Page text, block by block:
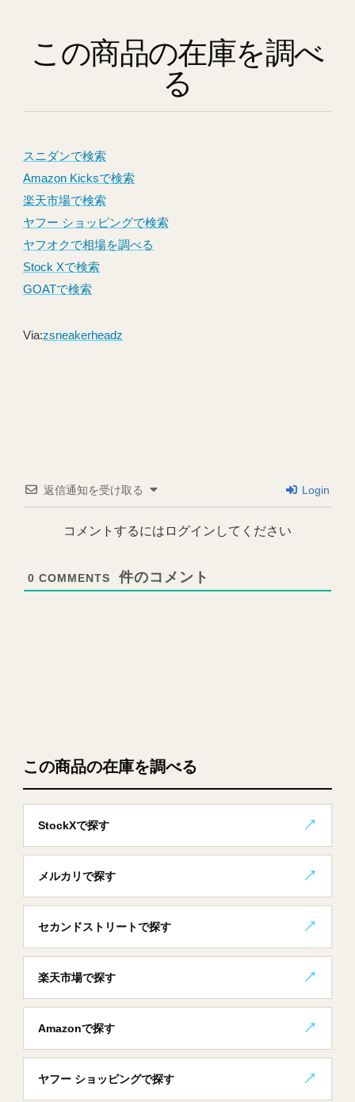
この商品の在庫を調べ
る
スニダンで検索
Amazon Kicksで検索
楽天市場で検索
ヤフー ショッピングで検索
ヤフオクで相場を調べる
Stock Xで検索
GOATで検索
Via:zsneakerheadz
この商品の在庫を調べる
StockXで探す
メルカリで探す
セカンドストリートで探す
楽天市場で探す
Amazonで探す
ヤフー ショッピングで探す
返信通知を受け取る Login
コメントするにはログインしてください
0 COMMENTS